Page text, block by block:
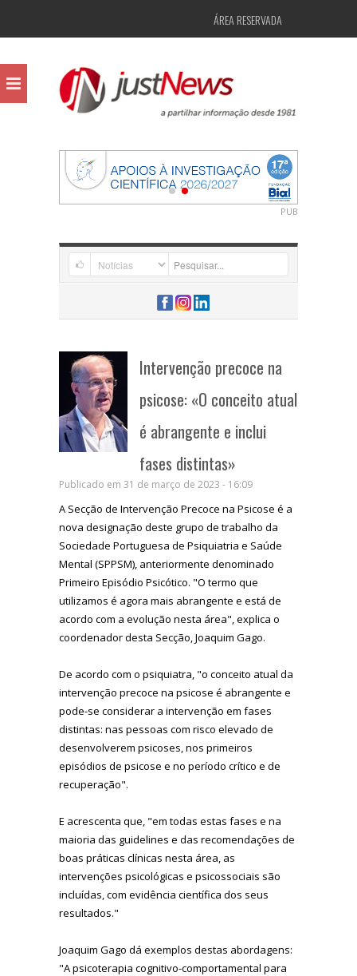
ÁREA RESERVADA
PUB
Intervenção precoce na
psicose: «O conceito atual
é abrangente e inclui
fases distintas»
Publicado em 31 de março de 2023 - 16:09
A Secção de Intervenção Precoce na Psicose é a
nova designação deste grupo de trabalho da
Sociedade Portuguesa de Psiquiatria e Saúde
Mental (SPPSM), anteriormente denominado
Primeiro Episódio Psicótico. "O termo que
utilizamos é agora mais abrangente e está de
acordo com a evolução nesta área", explica o
coordenador desta Secção, Joaquim Gago.
De acordo com o psiquiatra, "o conceito atual da
intervenção precoce na psicose é abrangente e
pode-se considerar a intervenção em fases
distintas: nas pessoas com risco elevado de
desenvolverem psicoses, nos primeiros
episódios de psicose e no período crítico e de
recuperação".
E acrescenta que, "em todas estas fases e na
maioria das guidelines e das recomendações de
boas práticas clínicas nesta área, as
intervenções psicológicas e psicossociais são
incluídas, com evidência científica dos seus
resultados."
Joaquim Gago dá exemplos destas abordagens:
"A psicoterapia cognitivo-comportamental para